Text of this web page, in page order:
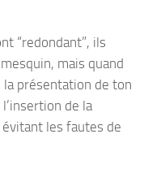
“redondant”, ils
mesquin, mais quand
présentation de ton
de la
les fautes de